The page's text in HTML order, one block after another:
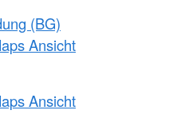
(BG)
Ansicht
Ansicht